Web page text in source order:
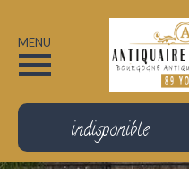
MENU
indisponible